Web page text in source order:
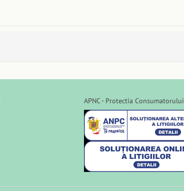
APNC - Protectia Consumatorului